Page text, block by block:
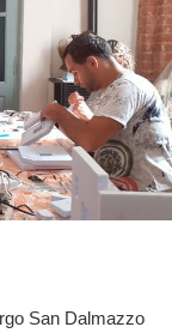
San Dalmazzo